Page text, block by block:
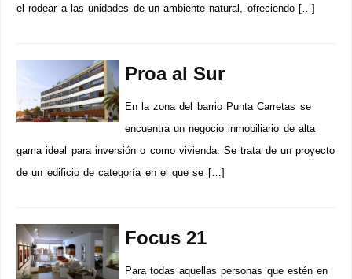
el rodear a las unidades de un ambiente natural, ofreciendo […]
Proa al Sur
En la zona del barrio Punta Carretas se
encuentra un negocio inmobiliario de alta
gama ideal para inversión o como vivienda. Se trata de un proyecto
de un edificio de categoría en el que se […]
Focus 21
Para todas aquellas personas que estén en